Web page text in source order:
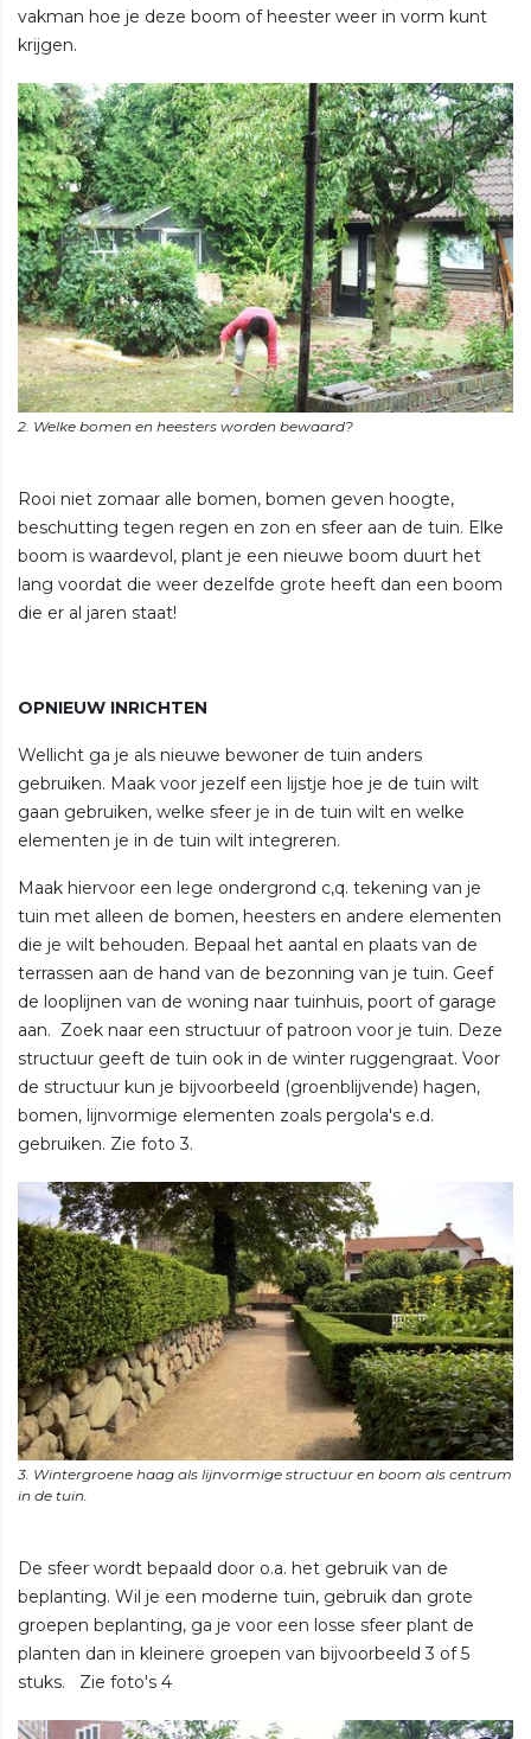
vakman hoe je deze boom of heester weer in vorm kunt
krijgen.
Rooi niet zomaar alle bomen, bomen geven hoogte,
beschutting tegen regen en zon en sfeer aan de tuin. Elke
boom is waardevol, plant je een nieuwe boom duurt het
lang voordat die weer dezelfde grote heeft dan een boom
die er al jaren staat!
OPNIEUW INRICHTEN
Wellicht ga je als nieuwe bewoner de tuin anders
gebruiken. Maak voor jezelf een lijstje hoe je de tuin wilt
gaan gebruiken, welke sfeer je in de tuin wilt en welke
elementen je in de tuin wilt integreren.
Maak hiervoor een lege ondergrond c,q. tekening van je
tuin met alleen de bomen, heesters en andere elementen
die je wilt behouden. Bepaal het aantal en plaats van de
terrassen aan de hand van de bezonning van je tuin. Geef
de looplijnen van de woning naar tuinhuis, poort of garage
aan. Zoek naar een structuur of patroon voor je tuin. Deze
structuur geeft de tuin ook in de winter ruggengraat. Voor
de structuur kun je bijvoorbeeld (groenblijvende) hagen,
bomen, lijnvormige elementen zoals pergola's e.d.
gebruiken. Zie foto 3.
3. Wintergroene haag als lijnvormige structuur en boom als centrum
De sfeer wordt bepaald door o.a. het gebruik van de
beplanting. Wil je een moderne tuin, gebruik dan grote
groepen beplanting, ga je voor een losse sfeer plant de
planten dan in kleinere groepen van bijvoorbeeld 3 of 5
stuks. Zie foto's 4